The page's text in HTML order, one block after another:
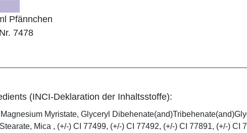
Pfännchen
7478
(INCI-Deklaration der Inhaltsstoffe):
Myristate, Glyceryl
Mica , (+/-) CI 77499, (+/-) CI 77492, (+/-) CI 77891, (+/-) CI